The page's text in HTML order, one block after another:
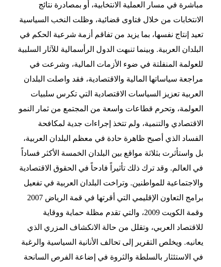
مباشرة في مسار العملية الانتخابية، أو بمصادرة نتائج
الانتخابات من خلال فتاوى قضائية، وظلت النخب السياسية
تعيد إنتاج نفسها، بما يزيد من تفاقم أزمة شرعية الحكم في
البلدان العربية. وبينما تنبهت الدول الرأسمالية للآثار السلبية
للعولمة المنفلتة في ضوء الأزمات المالية، وشرعت في
مراجعة سياساتها المالية والاقتصادية، فقد واصلت البلدان
العربية تعزيز السياسات الاقتصادية التي تكرس سلبيات
العولمة، وتحرم قطاعات واسعة من المجتمع من ثمار النمو
الاقتصادي والتنمية، ولم تتخذ إجراءات جدية لمكافحة
الفساد الذي أصبح ظاهرة حادة في معظم البلدان العربية،
بل واستأثرت بثلاثة مواقع بين البلدان الخمسة الأكثر فساداً
في العالم. وقد ترك ذلك تأثيراً فادحاً في الحقوق الاقتصادية
والاجتماعية للمواطنين. وتراخت البلدان العربية في تفعيل
برامج التعاون الإقليمي التي أقرتها في قمة الرياض 2007
وقمة الكويت 2009، والتي تقدم مظلة حماية ووقاية
للاقتصاد العربي، وتقلل من حالة الانكشاف المزري الذي
يعانيه. ويخلص التقرير إلى تحالف الأنانية السياسية والرغبة
في الاستئثار بالسلطة والثروة في إضاعة الفرص السانحة